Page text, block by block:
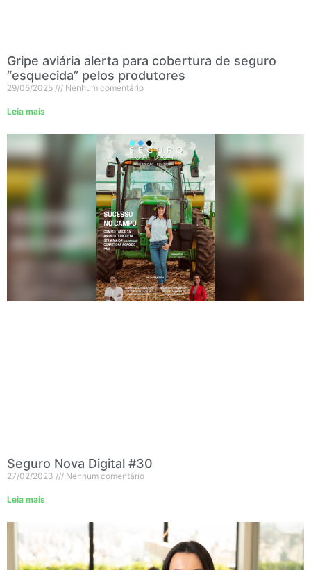
Gripe aviária alerta para cobertura de seguro
“esquecida” pelos produtores
29/05/2025 Nenhum comentário
Leia mais
Seguro Nova Digital #30
27/02/2023 Nenhum comentário
Leia mais